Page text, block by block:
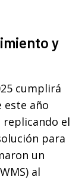
y
cumplirá
este año
replicando el
para
un
al